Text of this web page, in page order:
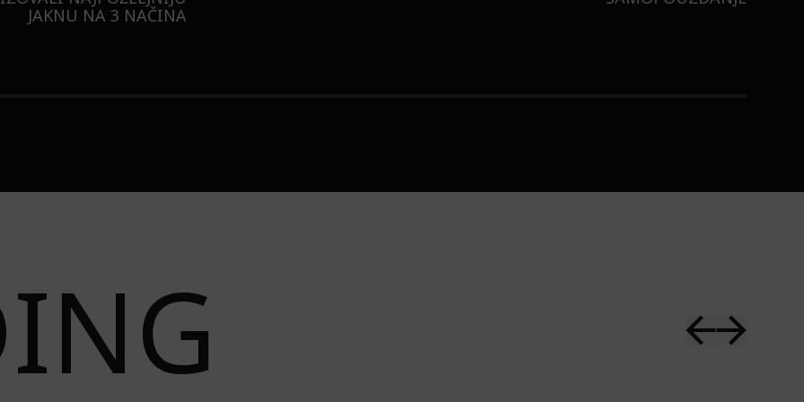
JAKNU NA 3 NAČINA